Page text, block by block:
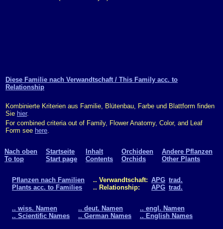
Diese Familie nach Verwandtschaft / This Family acc. to
Relationship
Kombinierte Kriterien aus Familie, Blütenbau, Farbe und Blattform finden
Sie hier.
For combined criteria out of Family, Flower Anatomy, Color, and Leaf
Form see here.
Nach oben
To top
Startseite
Start page
Inhalt
Contents
Orchideen
Orchids
Andere Pflanzen
Other Plants
Pflanzen nach Familien
Plants acc. to Families
.. Verwandtschaft:
.. Relationship:
APG
APG
trad.
trad.
.. wiss. Namen
.. Scientific Names
.. deut. Namen
.. German Names
.. engl. Namen
.. English Names